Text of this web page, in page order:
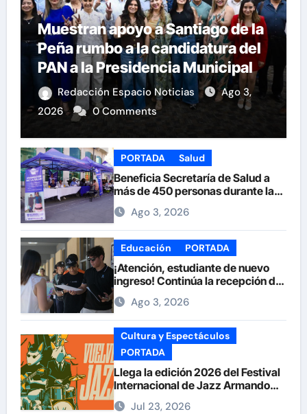
Muestran apoyo a Santiago de la
Peña rumbo a la candidatura del
PAN a la Presidencia Municipal
Redacción Espacio Noticias
Ago 3,
2026
0 Comments
PORTADA Salud
Beneficia Secretaría de Salud a
más de 450 personas durante la
Feria de la Salud en la Plaza de
ArmasAgo 3, 2026
Educación PORTADA
¡Atención, estudiante de nuevo
ingreso! Continúa la recepción de
documentos en la UACH.
Ago 3, 2026
Cultura y Espectáculos
PORTADA
Llega la edición 2026 del Festival
Internacional de Jazz Armando
Nuñez
Jul 23, 2026